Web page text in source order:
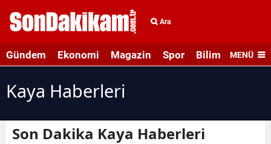
Ara
Gündem Ekonomi Magazin Spor Bilim veMENÜ
Kaya Haberleri
Son Dakika Kaya Haberleri